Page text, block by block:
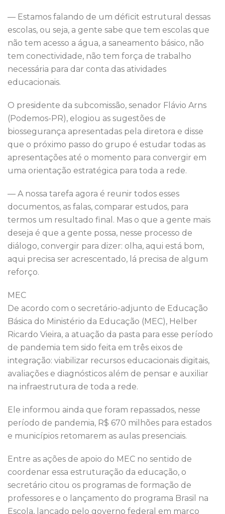
— Estamos falando de um déficit estrutural dessas
escolas, ou seja, a gente sabe que tem escolas que
não tem acesso a água, a saneamento básico, não
tem conectividade, não tem força de trabalho
necessária para dar conta das atividades
educacionais.
O presidente da subcomissão, senador Flávio Arns
(Podemos-PR), elogiou as sugestões de
biossegurança apresentadas pela diretora e disse
que o próximo passo do grupo é estudar todas as
apresentações até o momento para convergir em
uma orientação estratégica para toda a rede.
— A nossa tarefa agora é reunir todos esses
documentos, as falas, comparar estudos, para
termos um resultado final. Mas o que a gente mais
deseja é que a gente possa, nesse processo de
diálogo, convergir para dizer: olha, aqui está bom,
aqui precisa ser acrescentado, lá precisa de algum
reforço.
MEC
De acordo com o secretário-adjunto de Educação
Básica do Ministério da Educação (MEC), Helber
Ricardo Vieira, a atuação da pasta para esse período
de pandemia tem sido feita em três eixos de
integração: viabilizar recursos educacionais digitais,
avaliações e diagnósticos além de pensar e auxiliar
na infraestrutura de toda a rede.
Ele informou ainda que foram repassados, nesse
período de pandemia, R$ 670 milhões para estados
e municípios retomarem as aulas presenciais.
Entre as ações de apoio do MEC no sentido de
coordenar essa estruturação da educação, o
secretário citou os programas de formação de
professores e o lançamento do programa Brasil na
Escola, lançado pelo governo federal em março